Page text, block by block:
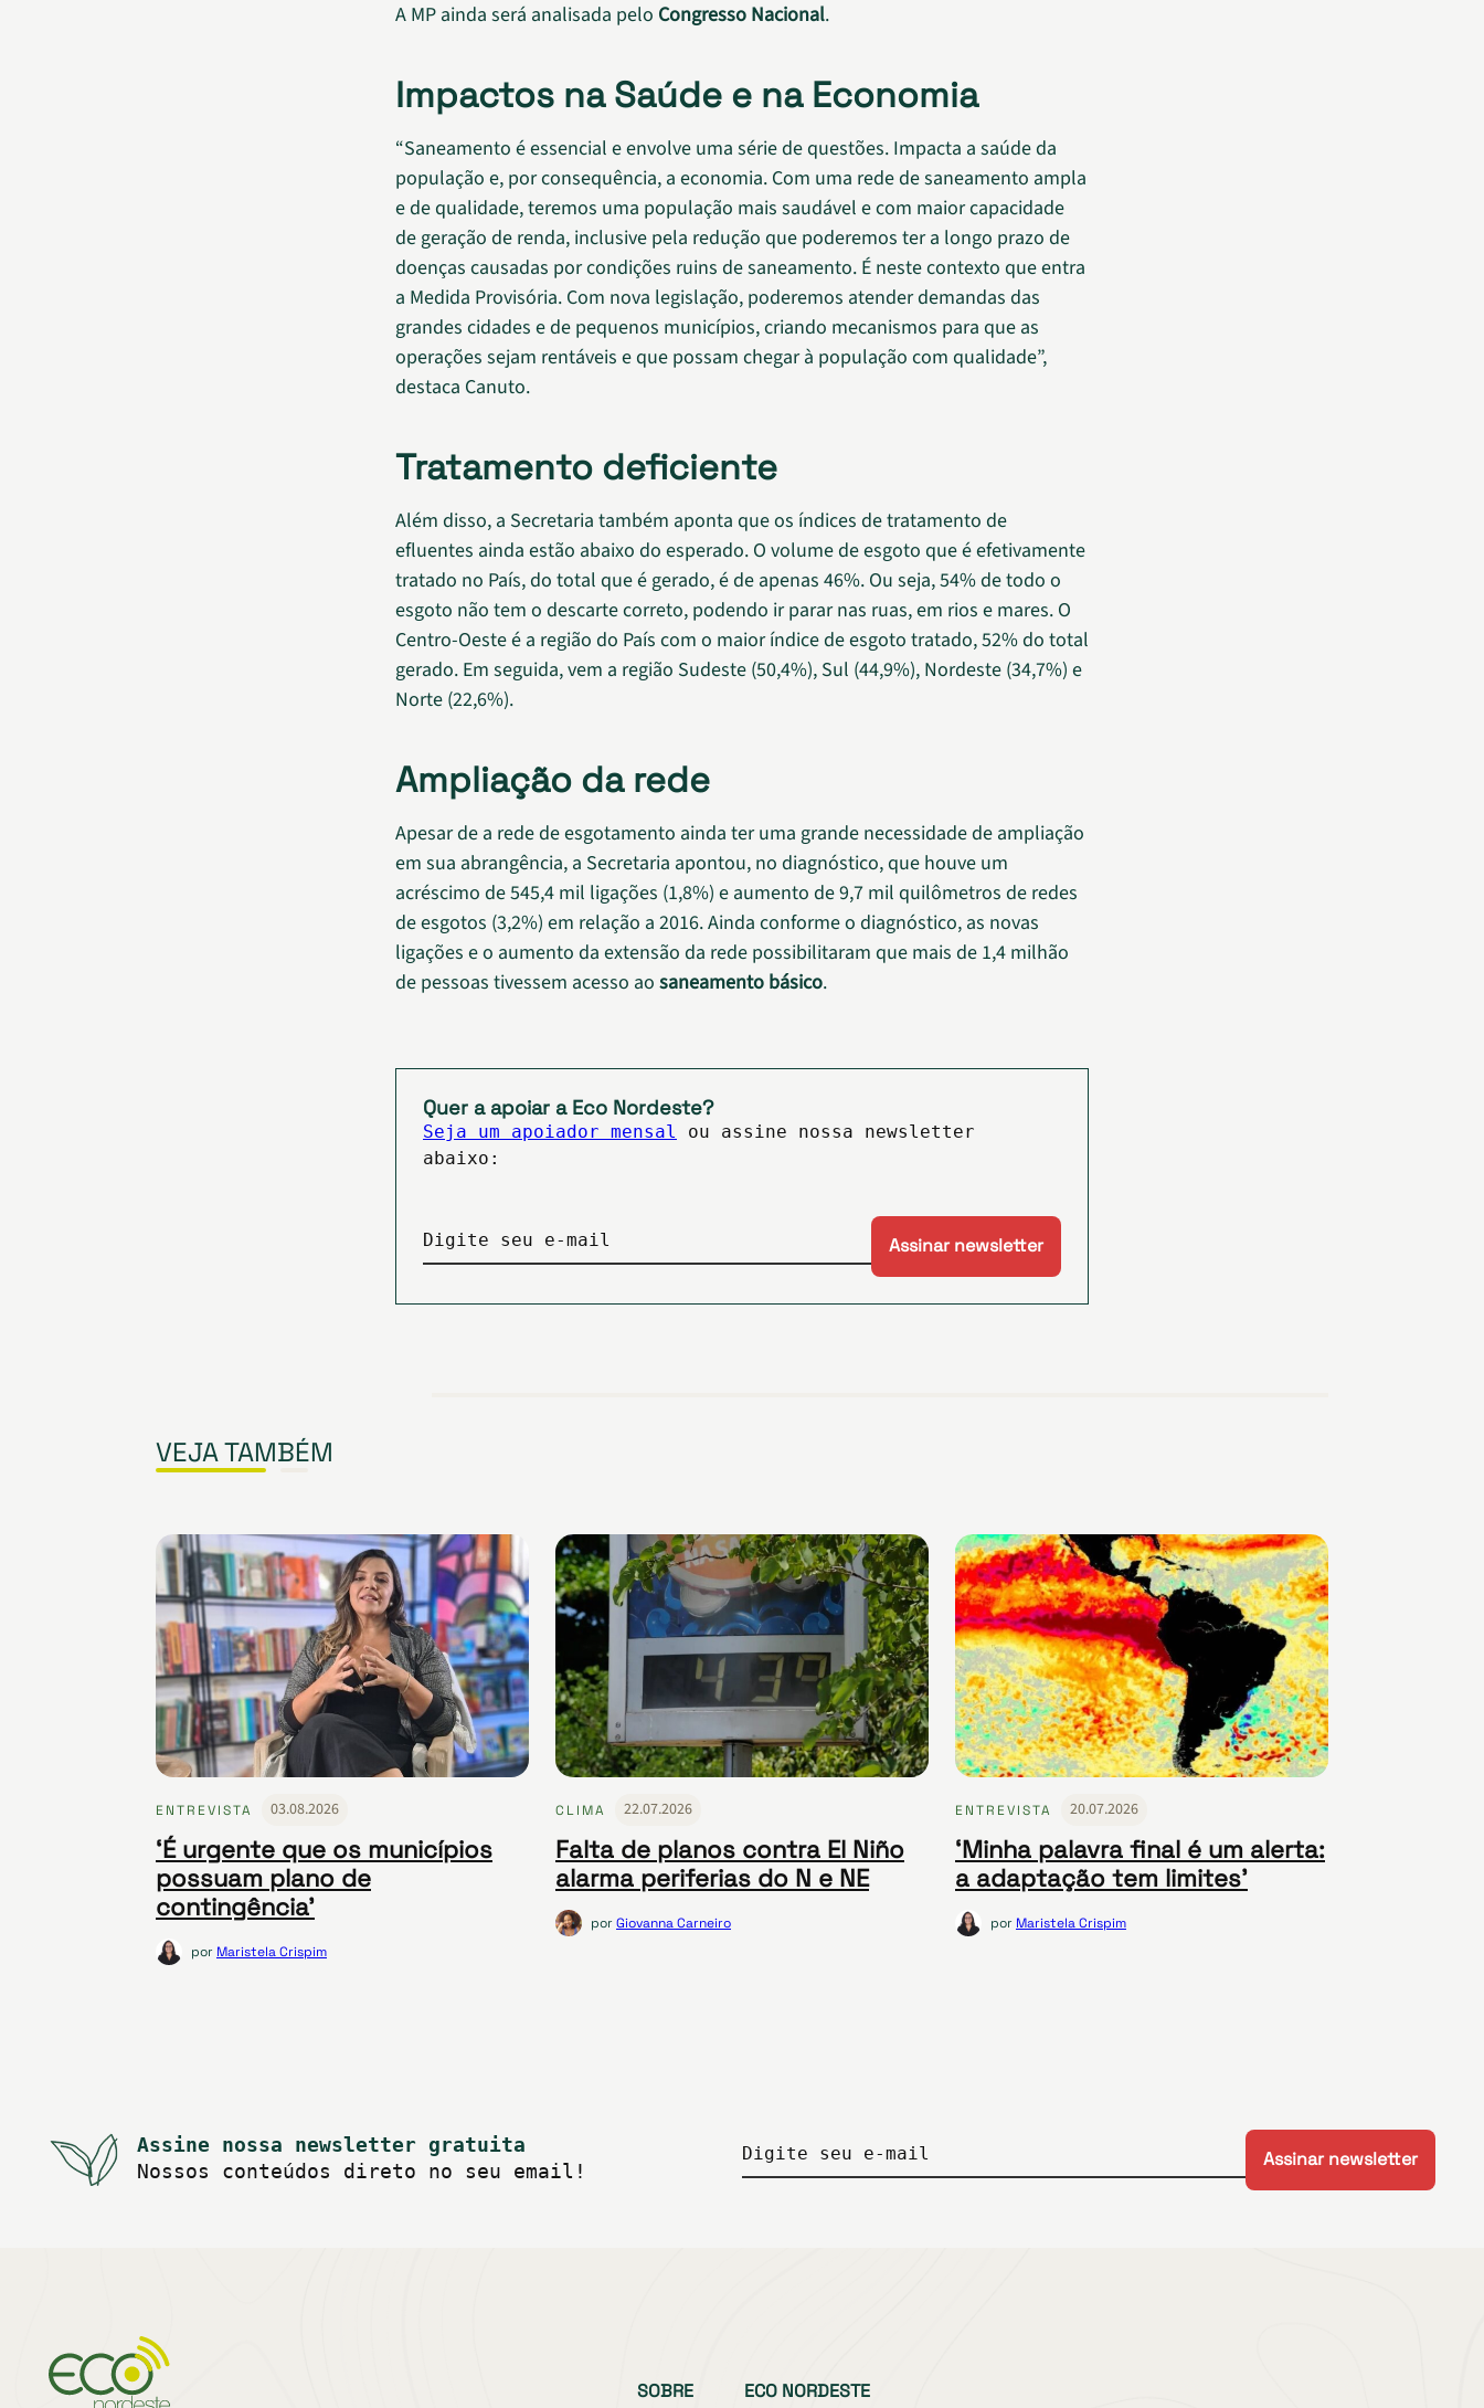
A MP ainda será analisada pelo Congresso Nacional.
Impactos na Saúde e na Economia
“Saneamento é essencial e envolve uma série de questões. Impacta a saúde da
população e, por consequência, a economia. Com uma rede de saneamento ampla
e de qualidade, teremos uma população mais saudável e com maior capacidade
de geração de renda, inclusive pela redução que poderemos ter a longo prazo de
doenças causadas por condições ruins de saneamento. É neste contexto que entra
a Medida Provisória. Com nova legislação, poderemos atender demandas das
grandes cidades e de pequenos municípios, criando mecanismos para que as
operações sejam rentáveis e que possam chegar à população com qualidade”,
destaca Canuto.
Tratamento deficiente
Além disso, a Secretaria também aponta que os índices de tratamento de
efluentes ainda estão abaixo do esperado. O volume de esgoto que é efetivamente
tratado no País, do total que é gerado, é de apenas 46%. Ou seja, 54% de todo o
esgoto não tem o descarte correto, podendo ir parar nas ruas, em rios e mares. O
Centro-Oeste é a região do País com o maior índice de esgoto tratado, 52% do total
gerado. Em seguida, vem a região Sudeste (50,4%), Sul (44,9%), Nordeste (34,7%) e
Norte (22,6%).
Ampliação da rede
Apesar de a rede de esgotamento ainda ter uma grande necessidade de ampliação
em sua abrangência, a Secretaria apontou, no diagnóstico, que houve um
acréscimo de 545,4 mil ligações (1,8%) e aumento de 9,7 mil quilômetros de redes
de esgotos (3,2%) em relação a 2016. Ainda conforme o diagnóstico, as novas
ligações e o aumento da extensão da rede possibilitaram que mais de 1,4 milhão
de pessoas tivessem acesso ao saneamento básico.
Quer a apoiar a Eco Nordeste?
Seja um apoiador mensal
ou assine nossa newsletter
abaixo:
Digite seu e-mail
VEJA TAMBÉM
ENTREVISTA 03.08.2026
‘É urgente que os municípios
possuam plano de
contingência’
por Maristela Crispim
CLIMA 22.07.2026
Falta de planos contra El Niño
alarma periferias do N e NE
porGiovanna Carneiro
ENTREVISTA 20.07.2026
‘Minha palavra final é um alerta:
a adaptação tem limites’
por Maristela Crispim
Assine nossa newsletter gratuita
Nossos conteúdos direto no seu email!
Digite seu e-mail
SOBRE ECO NORDESTE